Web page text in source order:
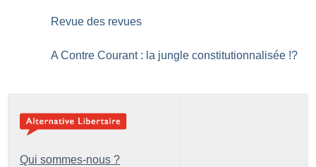
Revue des revues
A Contre Courant : la jungle constitutionnalisée !?
Qui sommes-nous ?